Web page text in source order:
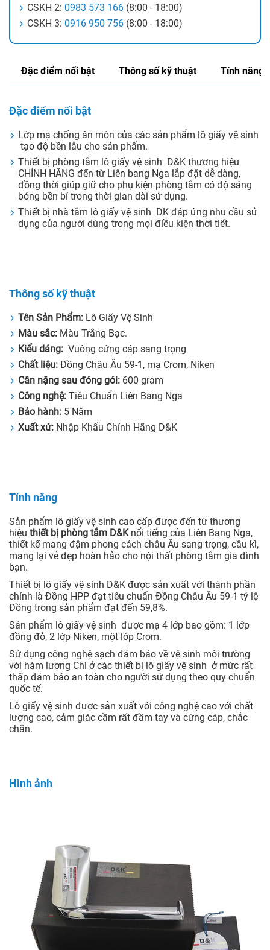
CSKH 2: 0983 573 166 (8:00 - 18:00)
CSKH 3: 0916 950 756 (8:00 - 18:00)
Đặc điểm nổi bật Thông số kỹ thuật Tính năng
Đặc điểm nổi bật
Lớp mạ chống ăn mòn của các sản phẩm lô giấy vệ sinh
tạo độ bền lâu cho sản phẩm.
Thiết bị phòng tắm lô giấy vệ sinh D&K thương hiệu
CHÍNH HÃNG đến từ Liên bang Nga lắp đặt dễ dàng,
đồng thời giúp giữ cho phụ kiện phòng tắm có độ sáng
bóng bền bỉ trong thời gian dài sử dụng.
Thiết bị nhà tắm lô giấy vệ sinh DK đáp ứng nhu cầu sử
dụng của người dùng trong mọi điều kiện thời tiết.
Thông số kỹ thuật
Tên Sản Phẩm: Lô Giấy Vệ Sinh
Màu sắc: Màu Trắng Bạc.
Kiểu dáng: Vuông cứng cáp sang trọng
Chất liệu: Đồng Châu Âu 59-1, mạ Crom, Niken
Cân nặng sau đóng gói: 600 gram
Công nghệ: Tiêu Chuẩn Liên Bang Nga
Bảo hành: 5 Năm
Xuất xứ: Nhập Khẩu Chính Hãng D&K
Tính năng
Sản phẩm lô giấy vệ sinh cao cấp được đến từ thương
hiệu thiết bị phòng tắm D&Knổi tiếng của Liên Bang Nga,
thiết kế mang đậm phong cách châu Âu sang trọng, cầu kì,
mang lại vẻ đẹp hoàn hảo cho nội thất phòng tắm gia đình
bạn.
Thiết bị lô giấy vệ sinh D&K được sản xuất với thành phần
chính là Đồng HPP đạt tiêu chuẩn Đồng Châu Âu 59-1 tỷ lệ
Đồng trong sản phẩm đạt đến 59,8%.
Sản phẩm lô giấy vệ sinh được mạ 4 lớp bao gồm: 1 lớp
đồng đỏ, 2 lớp Niken, một lớp Crom.
Sử dụng công nghệ sạch đảm bảo về vệ sinh môi trường
với hàm lượng Chì ở các thiết bị lô giấy vệ sinh ở mức rất
thấp đảm bảo an toàn cho người sử dụng theo quy chuẩn
quốc tế.
Lô giấy vệ sinh được sản xuất với công nghệ cao với chất
lượng cao, cảm giác cầm rất đầm tay và cứng cáp, chắc
chắn.
Hình ảnh